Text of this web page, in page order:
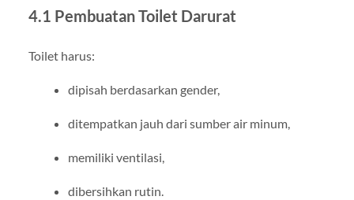
4.1 Pembuatan Toilet Darurat
Toilet harus:
dipisah berdasarkan gender,
ditempatkan jauh dari sumber air minum,
memiliki ventilasi,
dibersihkan rutin.